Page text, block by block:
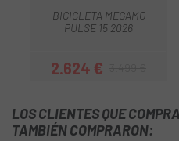
BICICLETA MEGAMO
PULSE 15 2026
Precio
2.624 €Precio regular
LOS CLIENTES QUE
TAMBIÉN COMPRARON: